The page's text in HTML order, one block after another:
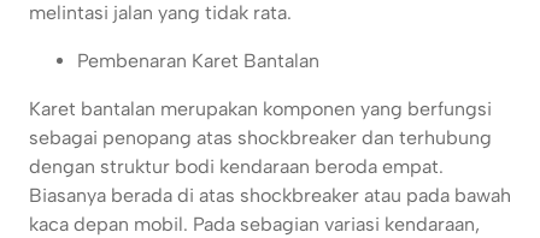
melintasi jalan yang tidak rata.
Pembenaran Karet Bantalan
Karet bantalan merupakan komponen yang berfungsi
sebagai penopang atas shockbreaker dan terhubung
dengan struktur bodi kendaraan beroda empat.
Biasanya berada di atas shockbreaker atau pada bawah
kaca depan mobil. Pada sebagian variasi kendaraan,